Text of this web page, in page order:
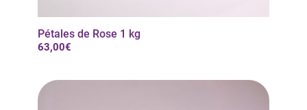
Pétales de Rose 1 kg
63,00€